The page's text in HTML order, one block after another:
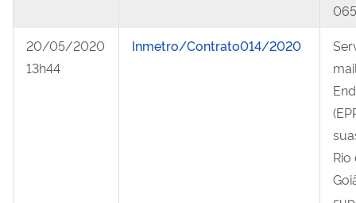
20/05/2020
13h44
Inmetro/Contrato014/2020